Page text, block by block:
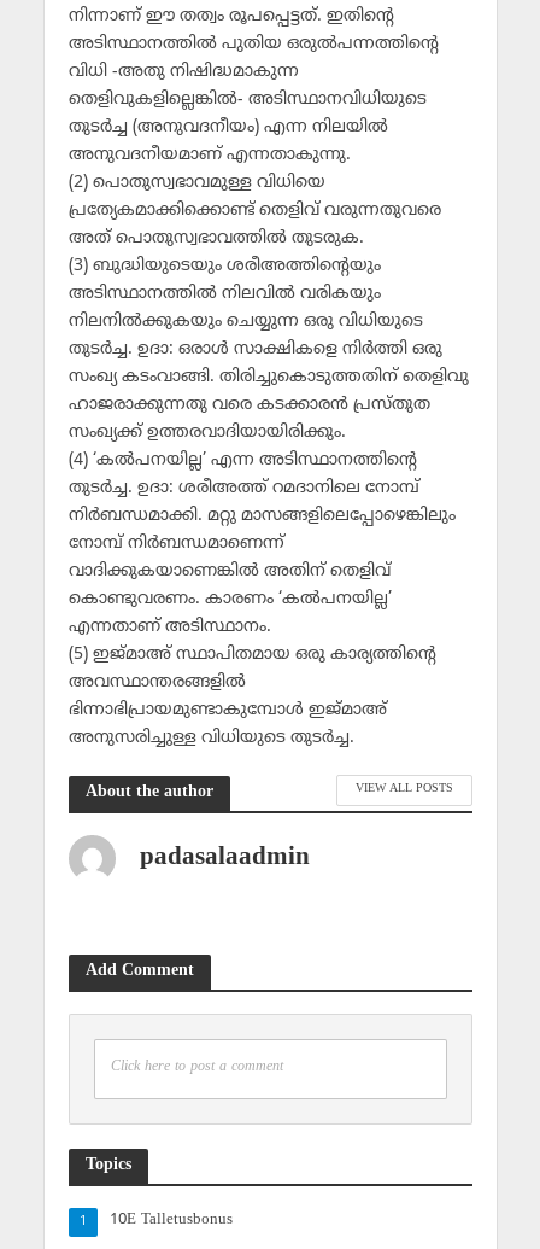
നിന്നാണ് ഈ തത്വം രൂപപ്പെട്ടത്. ഇതിന്റെ
അടിസ്ഥാനത്തില്‍ പുതിയ ഒരുല്‍പന്നത്തിന്റെ
വിധി -അതു നിഷിദ്ധമാകുന്ന
തെളിവുകളില്ലെങ്കില്‍- അടിസ്ഥാനവിധിയുടെ
തുടര്‍ച്ച (അനുവദനീയം) എന്ന നിലയില്‍
അനുവദനീയമാണ് എന്നതാകുന്നു.
(2) പൊതുസ്വഭാവമുള്ള വിധിയെ
പ്രത്യേകമാക്കിക്കൊണ്ട് തെളിവ് വരുന്നതുവരെ
അത് പൊതുസ്വഭാവത്തില്‍ തുടരുക.
(3) ബുദ്ധിയുടെയും ശരീഅത്തിന്റെയും
അടിസ്ഥാനത്തില്‍ നിലവില്‍ വരികയും
നിലനില്‍ക്കുകയും ചെയ്യുന്ന ഒരു വിധിയുടെ
തുടര്‍ച്ച. ഉദാ: ഒരാള്‍ സാക്ഷികളെ നിര്‍ത്തി ഒരു
സംഖ്യ കടംവാങ്ങി. തിരിച്ചുകൊടുത്തതിന് തെളിവു
ഹാജരാക്കുന്നതു വരെ കടക്കാരന്‍ പ്രസ്തുത
സംഖ്യക്ക് ഉത്തരവാദിയായിരിക്കും.
(4) ‘കല്‍പനയില്ല’ എന്ന അടിസ്ഥാനത്തിന്റെ
തുടര്‍ച്ച. ഉദാ: ശരീഅത്ത് റമദാനിലെ നോമ്പ്
നിര്‍ബന്ധമാക്കി. മറ്റു മാസങ്ങളിലെപ്പോഴെങ്കിലും
നോമ്പ് നിര്‍ബന്ധമാണെന്ന്
വാദിക്കുകയാണെങ്കില്‍ അതിന് തെളിവ്
കൊണ്ടുവരണം. കാരണം ‘കല്‍പനയില്ല’
എന്നതാണ് അടിസ്ഥാനം.
(5) ഇജ്മാഅ് സ്ഥാപിതമായ ഒരു കാര്യത്തിന്റെ
അവസ്ഥാന്തരങ്ങളില്‍
ഭിന്നാഭിപ്രായമുണ്ടാകുമ്പോള്‍ ഇജ്മാഅ്
അനുസരിച്ചുള്ള വിധിയുടെ തുടര്‍ച്ച.
About the author VIEW ALL POSTS
padasalaadmin
Add Comment
Click here to post a comment
Topics
10E Talletusbonus
1